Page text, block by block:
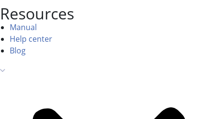
Resources
Manual
Help center
Blog